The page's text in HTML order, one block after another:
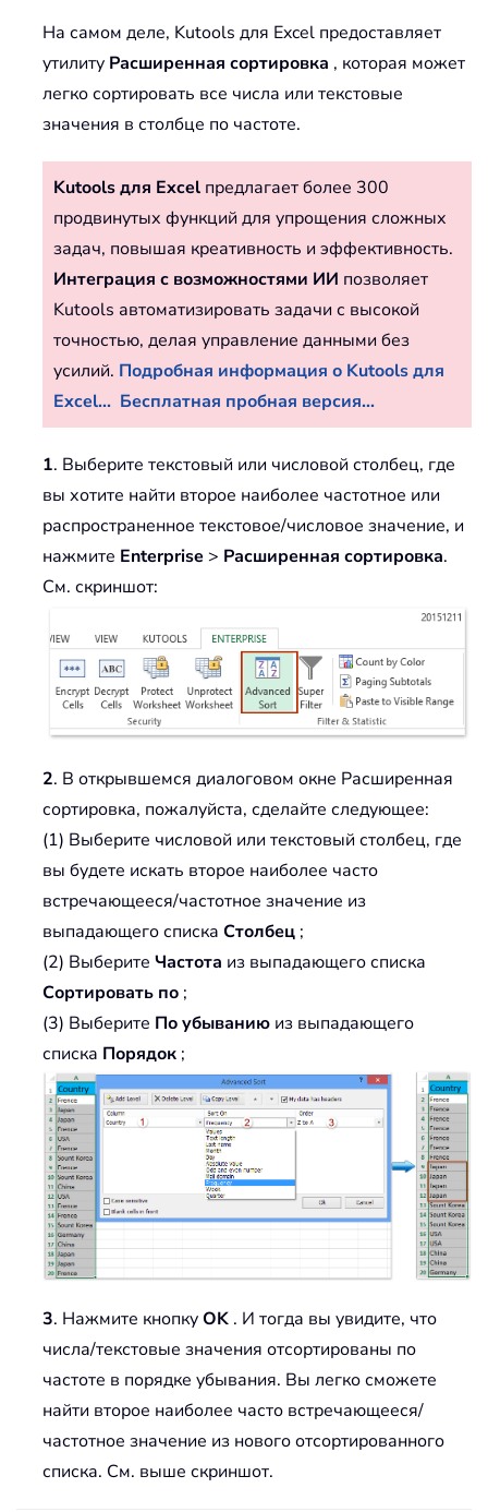
На самом деле, Kutools для Excel предоставляет
утилиту Расширенная сортировка , которая может
легко сортировать все числа или текстовые
значения в столбце по частоте.
Kutools для Excel предлагает более 300
продвинутых функций для упрощения сложных
задач, повышая креативность и эффективность.
Интеграция с возможностями ИИ позволяет
Kutools автоматизировать задачи с высокой
точностью, делая управление данными без
усилий. Подробная информация о Kutools для
Excel... Бесплатная пробная версия...
1. Выберите текстовый или числовой столбец, где
вы хотите найти второе наиболее частотное или
распространенное текстовое/числовое значение, и
нажмите Enterprise > Расширенная сортировка.
См. скриншот:
2. В открывшемся диалоговом окне Расширенная
сортировка, пожалуйста, сделайте следующее:
(1) Выберите числовой или текстовый столбец, где
вы будете искать второе наиболее часто
встречающееся/частотное значение из
выпадающего списка Столбец ;
(2) Выберите Частота из выпадающего списка
Сортировать по ;
(3) Выберите По убыванию из выпадающего
списка Порядок ;
3. Нажмите кнопкуOK . И тогда вы увидите, что
числа/текстовые значения отсортированы по
частоте в порядке убывания. Вы легко сможете
найти второе наиболее часто встречающееся/
частотное значение из нового отсортированного
списка. См. выше скриншот.